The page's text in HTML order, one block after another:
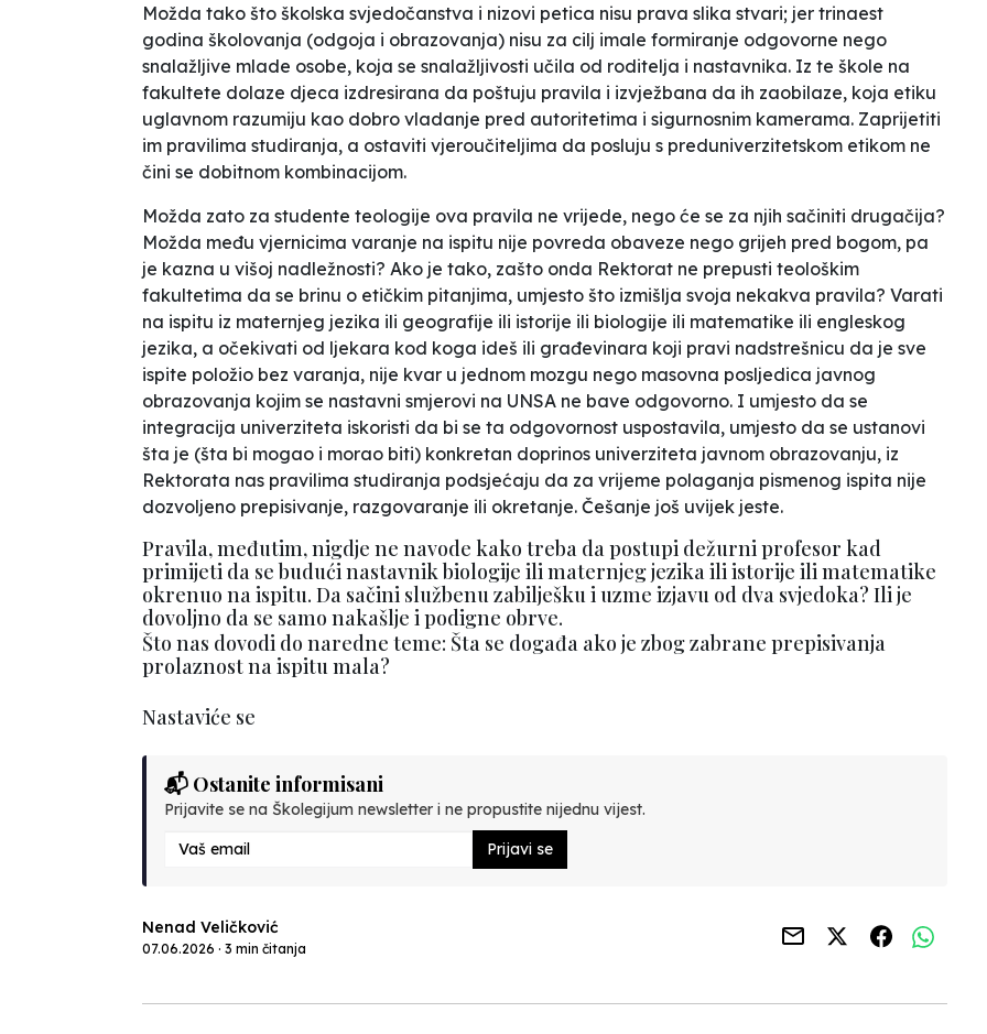
Možda tako što školska svjedočanstva i nizovi petica nisu prava slika stvari; jer trinaest
godina školovanja (odgoja i obrazovanja) nisu za cilj imale formiranje odgovorne nego
snalažljive mlade osobe, koja se snalažljivosti učila od roditelja i nastavnika. Iz te škole na
fakultete dolaze djeca izdresirana da poštuju pravila i izvježbana da ih zaobilaze, koja etiku
uglavnom razumiju kao dobro vladanje pred autoritetima i sigurnosnim kamerama. Zaprijetiti
im pravilima studiranja, a ostaviti vjeroučiteljima da posluju s preduniverzitetskom etikom ne
čini se dobitnom kombinacijom.
Možda zato za studente teologije ova pravila ne vrijede, nego će se za njih sačiniti drugačija?
Možda među vjernicima varanje na ispitu nije povreda obaveze nego grijeh pred bogom, pa
je kazna u višoj nadležnosti? Ako je tako, zašto onda Rektorat ne prepusti teološkim
fakultetima da se brinu o etičkim pitanjima, umjesto što izmišlja svoja nekakva pravila? Varati
na ispitu iz maternjeg jezika ili geografije ili istorije ili biologije ili matematike ili engleskog
jezika, a očekivati od ljekara kod koga ideš ili građevinara koji pravi nadstrešnicu da je sve
ispite položio bez varanja, nije kvar u jednom mozgu nego masovna posljedica javnog
obrazovanja kojim se nastavni smjerovi na UNSA ne bave odgovorno. I umjesto da se
integracija univerziteta iskoristi da bi se ta odgovornost uspostavila, umjesto da se ustanovi
šta je (šta bi mogao i morao biti) konkretan doprinos univerziteta javnom obrazovanju, iz
Rektorata nas pravilima studiranja podsjećaju da za vrijeme polaganja pismenog ispita nije
dozvoljeno prepisivanje, razgovaranje ili okretanje. Češanje još uvijek jeste.
Pravila, međutim, nigdje ne navode kako treba da postupi dežurni profesor kad
primijeti da se budući nastavnik biologije ili maternjeg jezika ili istorije ili matematike
okrenuo na ispitu. Da sačini službenu zabilješku i uzme izjavu od dva svjedoka? Ili je
dovoljno da se samo nakašlje i podigne obrve.
Što nas dovodi do naredne teme: Šta se događa ako je zbog zabrane prepisivanja
prolaznost na ispitu mala?
Nastaviće se
📬 Ostanite informisani
Prijavite se na Školegijum newsletter i ne propustite nijednu vijest.
Prijavi se
Nenad Veličković
07.06.2026 · 3 min čitanja